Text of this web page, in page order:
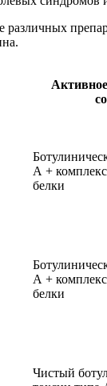
различных
А +
белки
А +
белки
Чистый